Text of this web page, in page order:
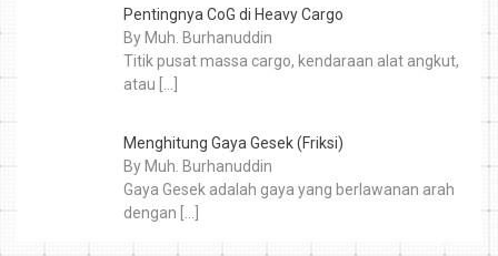
Pentingnya CoG di Heavy Cargo
By Muh. Burhanuddin
Titik pusat massa cargo, kendaraan alat angkut,
atau
Menghitung Gaya Gesek (Friksi)
By Muh. Burhanuddin
Gaya Gesek adalah gaya yang berlawanan arah
dengan […]